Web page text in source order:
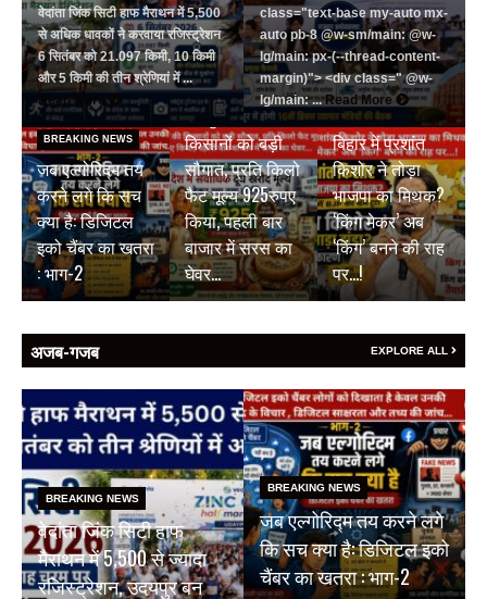
वेदांता जिंक सिटी हाफ मैराथन में 5,500
से अधिक धावकों ने करवाया रजिस्ट्रेशन
6 सितंबर को 21.097 किमी, 10 किमी
और 5 किमी की तीन श्रेणियां में ...
Read More
class="text-base my-auto mx-
auto pb-8 @w-sm/main: @w-
lg/main: px-(--thread-content-
margin)"> <div class=" @w-
lg/main: ... Read More
BREAKING NEWS
जब एल्गोरिद्म तय
करने लगे कि सच
क्या है: डिजिटल
इको चैंबर का खतरा
: भाग-2
BREAKING NEWS
जयपुर डेयरी की
किसानों को बड़ी
सौगात, प्रति किलो
फैट मूल्य 925रुपए
किया, पहली बार
बाजार में सरस का
घेवर…
BREAKING NEWS
बिहार में प्रशांत
किशोर ने तोड़ा
भाजपा का मिथक?
‘किंग मेकर’ अब
‘किंग’ बनने की राह
पर…!
अजब-गजब EXPLORE ALL
BREAKING NEWS
वेदांता जिंक सिटी हाफ
मैराथन में 5,500 से ज्यादा
रजिस्ट्रेशन, उदयपुर बन
BREAKING NEWS
जब एल्गोरिद्म तय करने लगे
कि सच क्या है: डिजिटल इको
चैंबर का खतरा : भाग-2